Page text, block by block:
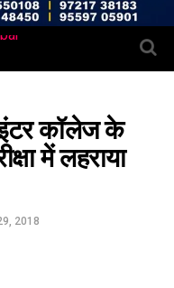
इंटर कॉलेज के
में लहराया
2018